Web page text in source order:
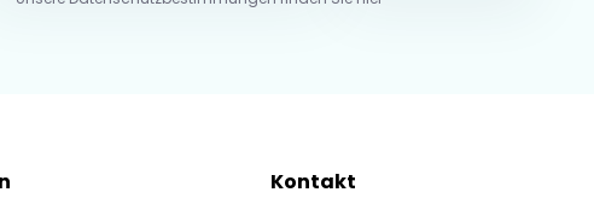
Kontakt